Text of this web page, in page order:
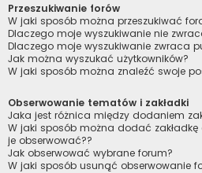
Przeszukiwanie forów
W jaki sposób można przeszukiwać
Dlaczego moje wyszukiwanie nie
Dlaczego moje wyszukiwanie zwraca
Jak można wyszukać użytkowników?
W jaki sposób można znaleźć swoje
Obserwowanie tematów i zakładki
Jaka jest różnica między dodaniem
W jaki sposób można dodać
je obserwować??
Jak obserwować wybrane forum?
W jaki sposób usunąć obserwowanie